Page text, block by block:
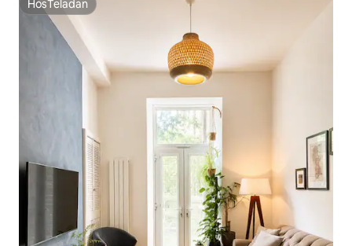
HosTeladan
HosTeladan